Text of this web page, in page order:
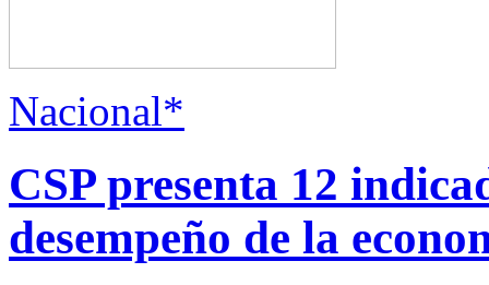
Nacional*
CSP presenta 12
desempeño de la